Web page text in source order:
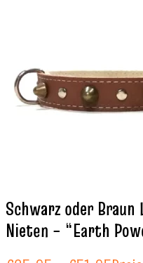
Schwarz oder
Nieten – “Earth